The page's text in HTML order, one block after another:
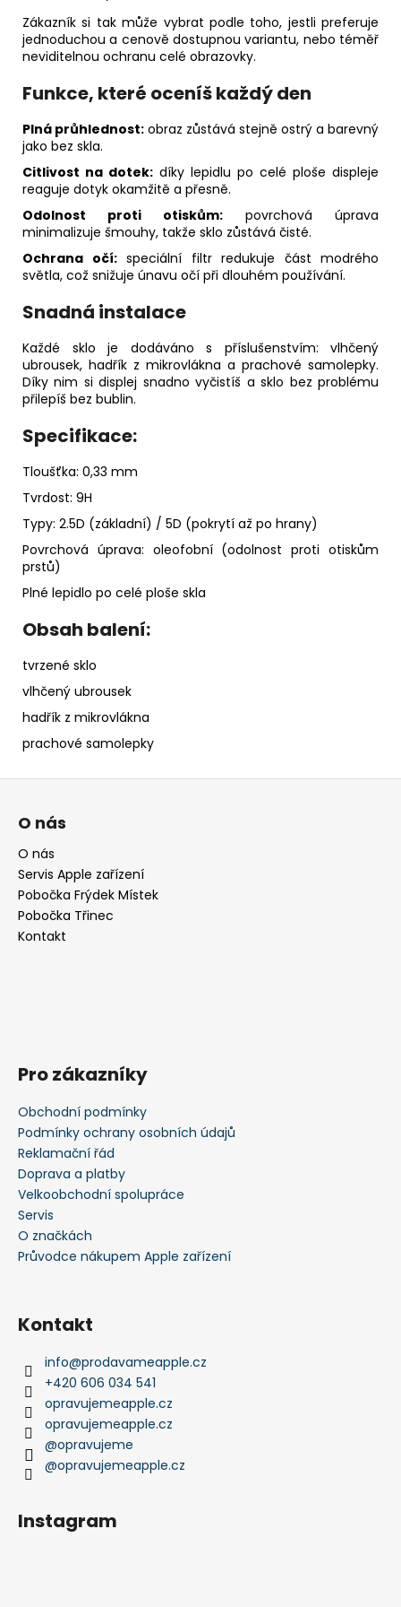
Zákazník si tak může vybrat podle toho, jestli preferuje
jednoduchou a cenově dostupnou variantu, nebo téměř
neviditelnou ochranu celé obrazovky.
Funkce, které oceníš každý den
Plná průhlednost: obraz zůstává stejně ostrý a barevný
jako bez skla.
Citlivost na dotek: díky lepidlu po celé ploše displeje
reaguje dotyk okamžitě a přesně.
Odolnost proti otiskům: povrchová úprava
minimalizuje šmouhy, takže sklo zůstává čisté.
Ochrana očí:speciální filtr redukuje část modrého
světla, což snižuje únavu očí při dlouhém používání.
Snadná instalace
Každé sklo je dodáváno s příslušenstvím: vlhčený
ubrousek, hadřík z mikrovlákna a prachové samolepky.
Díky nim si displej snadno vyčistíš a sklo bez problému
přilepíš bez bublin.
Specifikace:
Tloušťka: 0,33 mm
Tvrdost: 9H
Typy: 2.5D (základní) / 5D (pokrytí až po hrany)
Povrchová úprava: oleofobní (odolnost proti otiskům
prstů)
Plné lepidlo po celé ploše skla
Obsah balení:
tvrzené sklo
vlhčený ubrousek
hadřík z mikrovlákna
prachové samolepky
Z
O nás
O nás
Servis Apple zařízení
Pobočka Frýdek Místek
Pobočka Třinec
Kontakt
Pro zákazníky
Obchodní podmínky
Podmínky ochrany osobních údajů
Reklamační řád
Doprava a platby
Velkoobchodní spolupráce
Servis
O značkách
Průvodce nákupem Apple zařízení
Kontakt
info@prodavameapple.cz
+420 606 034 541
opravujemeapple.cz
opravujemeapple.cz
@opravujeme
@opravujemeapple.cz
Instagram